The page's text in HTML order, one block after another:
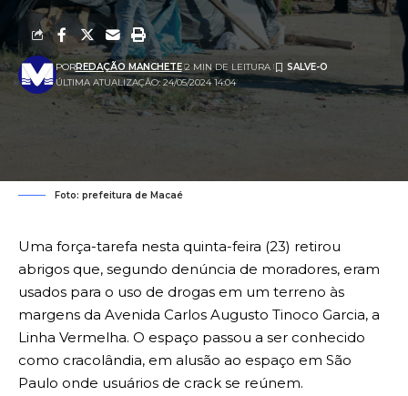
ÚLTIMA ATUALIZAÇÃO: 24/05/2024 14:04
PORREDAÇÃO MANCHETE 2 MIN DE LEITURA
Foto: prefeitura de Macaé
Uma força-tarefa nesta quinta-feira (23) retirou
abrigos que, segundo denúncia de moradores, eram
usados para o uso de drogas em um terreno às
margens da Avenida Carlos Augusto Tinoco Garcia, a
Linha Vermelha. O espaço passou a ser conhecido
como cracolândia, em alusão ao espaço em São
Paulo onde usuários de crack se reúnem.